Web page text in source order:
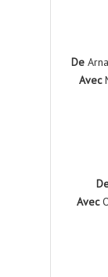
De
Avec
Avec